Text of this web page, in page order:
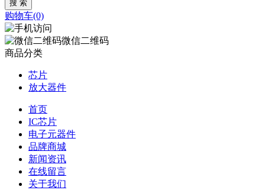
购物车(0)
微信二维码
商品分类
芯片
放大器件
首页
IC芯片
电子元器件
品牌商城
新闻资讯
在线留言
关于我们